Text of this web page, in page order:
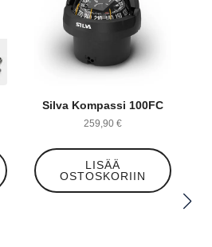
Silva Kompassi 100FC
259,90 €
LISÄÄ
OSTOSKORIIN